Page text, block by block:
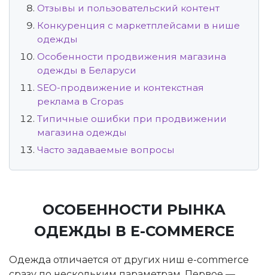
Отзывы и пользовательский контент
Конкуренция с маркетплейсами в нише
одежды
Особенности продвижения магазина
одежды в Беларуси
SEO-продвижение и контекстная
реклама в Cropas
Типичные ошибки при продвижении
магазина одежды
Часто задаваемые вопросы
ОСОБЕННОСТИ РЫНКА
ОДЕЖДЫ В E-COMMERCE
Одежда отличается от других ниш e-commerce